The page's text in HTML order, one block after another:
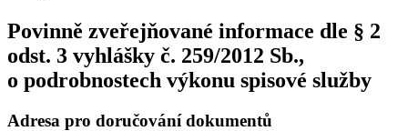
Povinně zveřejňované informace dle § 2
odst. 3 vyhlášky č. 259/2012 Sb.,
o podrobnostech výkonu spisové služby
Adresa pro doručování dokumentů